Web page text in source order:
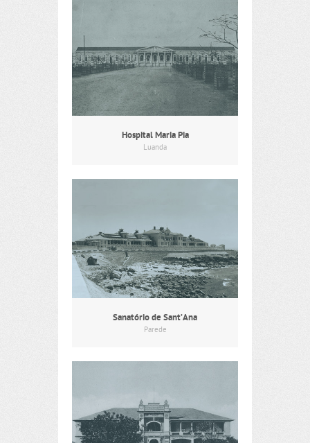
Hospital Maria Pia
Luanda
Sanatório de Sant’Ana
Parede